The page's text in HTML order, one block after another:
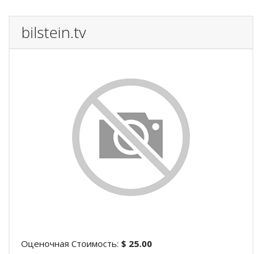
bilstein.tv
Оценочная Стоимость: $ 25.00